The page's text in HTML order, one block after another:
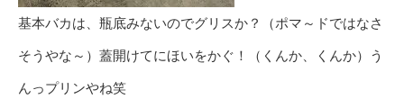
基本バカは、瓶底みないのでグリスか？（ポマ～ドではなさ
そうやな～）蓋開けてにほいをかぐ！（くんか、くんか）う
んっプリンやね笑